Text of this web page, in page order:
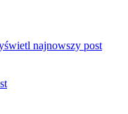
najnowszy post